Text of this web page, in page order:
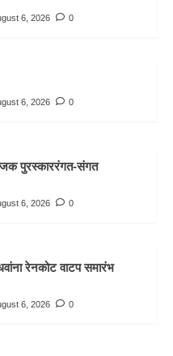
6, 2026 0
6, 2026 0
पुरस्काररंगत-संगत
6, 2026 0
रेनकोट वाटप समारंभ
6, 2026 0